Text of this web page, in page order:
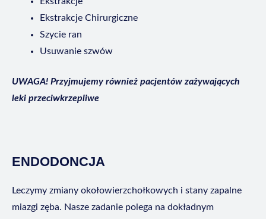
Ekstrakcje Chirurgiczne
Szycie ran
Usuwanie szwów
UWAGA! Przyjmujemy również pacjentów zażywających
leki przeciwkrzepliwe
ENDODONCJA
Leczymy zmiany okołowierzchołkowych i stany zapalne
miazgi zęba. Nasze zadanie polega na dokładnym